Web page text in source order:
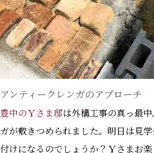
アンティークレンガのアプローチ
豊中のＹさま邸は外構工事の真っ最
ガが敷きつめられました。明日は見
付けになるのでしょうか？Ｙさまお楽